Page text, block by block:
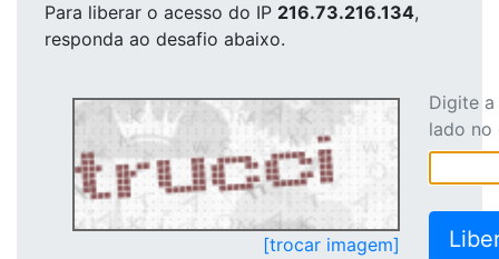
Para liberar o acesso do IP 216.73.216.134,
responda ao desafio abaixo.
[trocar imagem]
Digite
lado no